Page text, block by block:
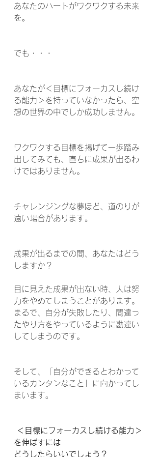
あなたのハートがワクワクする未来
を。
でも・・・
あなたが＜目標にフォーカスし続け
る能力＞を持っていなかったら、空
想の世界の中でしか成功しません。
ワクワクする目標を掲げて一歩踏み
出してみても、直ちに成果が出るわ
けではありません。
チャレンジングな夢ほど、道のりが
遠い場合があります。
成果が出るまでの間、あなたはどう
しますか？
目に見えた成果が出ない時、人は努
力をやめてしまうことがあります。
まるで、自分が失敗したり、間違っ
たやり方をやっているように勘違い
してしまうのです。
そして、「自分ができるとわかって
いるカンタンなこと」に向かってし
まいます。
を伸ばすには
どうしたらいいでしょう？